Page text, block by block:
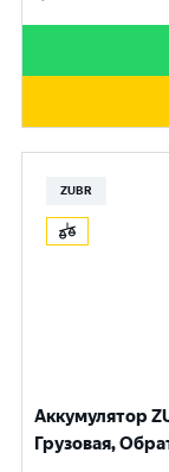
ZUBR
Аккумулятор
Грузовая,